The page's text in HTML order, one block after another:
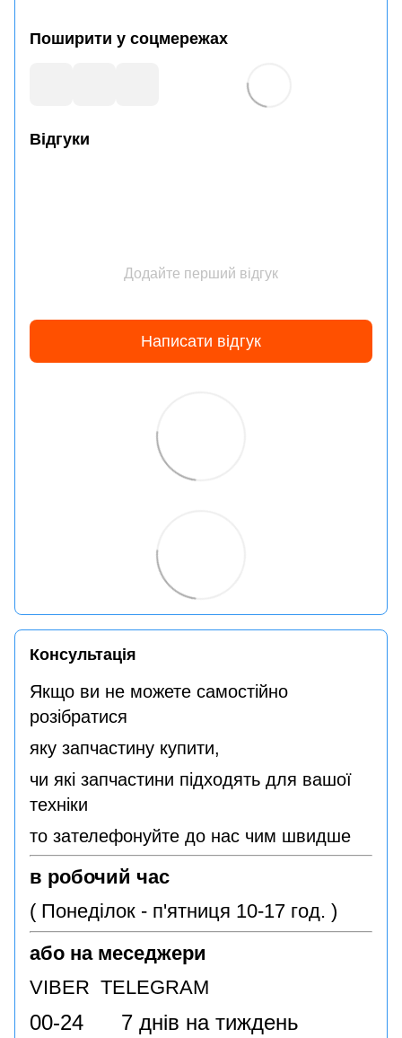
Поширити у соцмережах
Відгуки
Додайте перший відгук
Написати відгук
Консультація
Якщо ви не можете самостійно
розібратися
яку запчастину купити,
чи які запчастини підходять для вашої
техніки
то зателефонуйте до нас чим швидше
в робочий час
( Понеділок - п'ятниця 10-17 год. )
або на меседжери
VIBER TELEGRAM
00-24 7 днів на тиждень